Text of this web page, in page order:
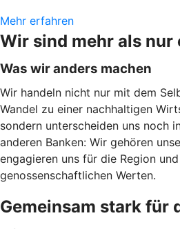
Mehr erfahren
Wir sind mehr als nur
Was wir anders machen
Wir handeln nicht nur mit dem
Wandel zu einer nachhaltigen
sondern unterscheiden uns noch
anderen Banken: Wir gehören
engagieren uns für die Region
genossenschaftlichen Werten.
Gemeinsam stark für